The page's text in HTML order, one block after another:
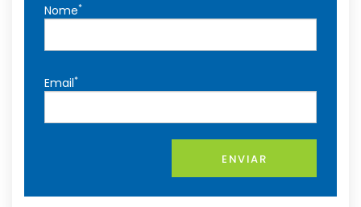
Nome*
Email*
ENVIAR